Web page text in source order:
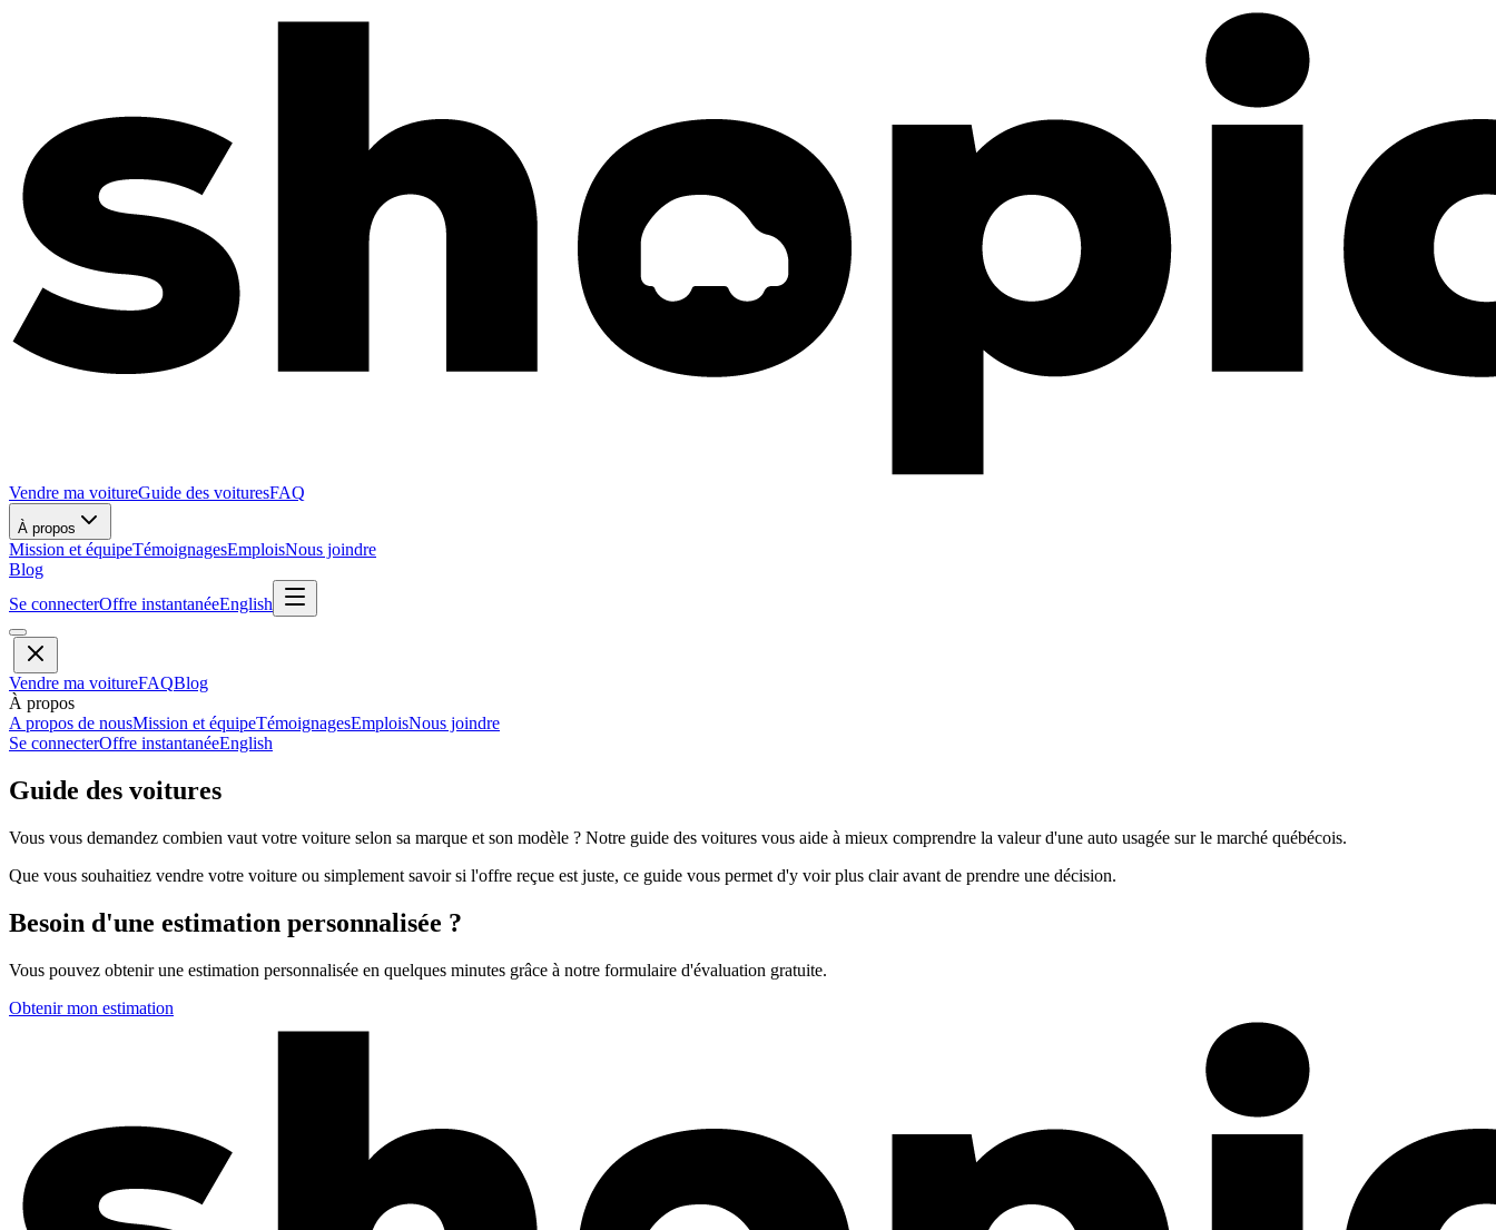
Vendre ma voitureGuide des voituresFAQ
À propos
Mission et équipeTémoignagesEmploisNous joindre
Blog
Se connecterOffre instantanéeEnglish
Vendre ma voitureFAQBlog
À propos
A propos de nousMission et équipeTémoignagesEmploisNous joindre
Se connecterOffre instantanéeEnglish
Guide des voitures
Vous vous demandez combien vaut votre voiture selon sa marque et son modèle ? Notre guide des voitures vous aide à mieux comprendre la valeur d'une auto usagée sur le marché québécois.
Que vous souhaitiez vendre votre voiture ou simplement savoir si l'offre reçue est juste, ce guide vous permet d'y voir plus clair avant de prendre une décision.
Besoin d'une estimation personnalisée ?
Vous pouvez obtenir une estimation personnalisée en quelques minutes grâce à notre formulaire d'évaluation gratuite.
Obtenir mon estimation